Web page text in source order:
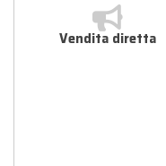
Vendita diretta